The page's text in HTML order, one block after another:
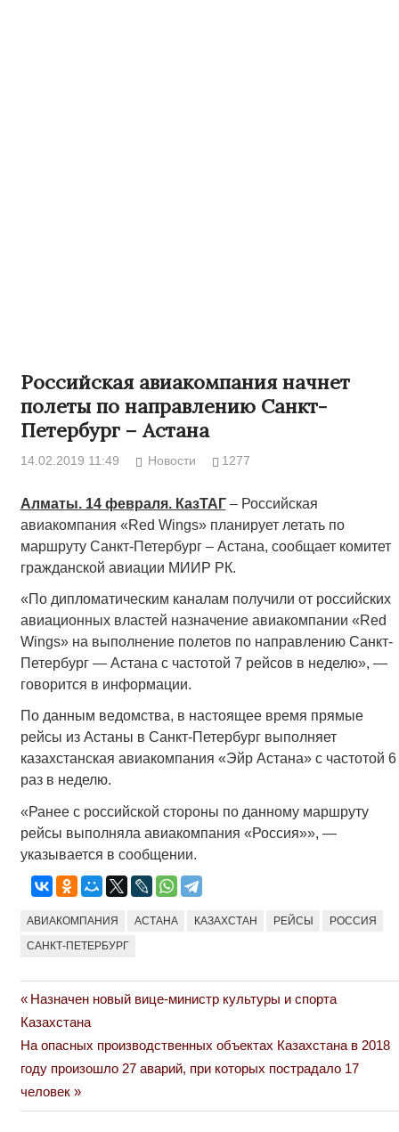
Российская авиакомпания начнет
полеты по направлению Санкт-
Петербург – Астана
14.02.2019 11:49 Новости 1277
Алматы. 14 февраля. КазТАГ– Российская
авиакомпания «Red Wings» планирует летать по
маршруту Санкт-Петербург – Астана, сообщает комитет
гражданской авиации МИИР РК.
«По дипломатическим каналам получили от российскиx
авиационныx властей назначение авиакомпании «Red
Wings» на выполнение полетов по направлению Санкт-
Петербург — Астана с частотой 7 рейсов в неделю», —
говорится в информации.
По данным ведомства, в настоящее время прямые
рейсы из Астаны в Санкт-Петербург выполняет
казахстанская авиакомпания «Эйр Астана» с частотой 6
раз в неделю.
«Ранее с российской стороны по данному маршруту
рейсы выполняла авиакомпания «Россия»», —
указывается в сообщении.
АВИАКОМПАНИЯ АСТАНА КАЗАХСТАН РЕЙСЫ РОССИЯ
САНКТ-ПЕТЕРБУРГ
Навигация
по
записям
Previous
Post:
Назначен новый вице-министр культуры и спорта
Казахстана
Next
Post:
На опасных производственных объектах Казахстана в 2018
году произошло 27 аварий, при которых пострадало 17
человек